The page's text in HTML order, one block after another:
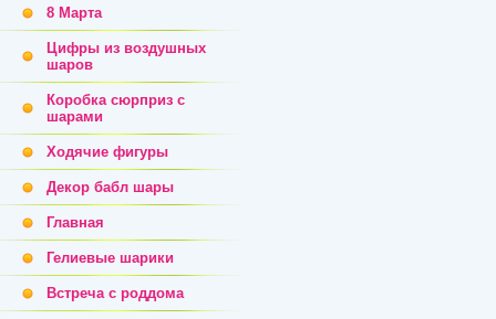
8 Марта
Цифры из воздушных
шаров
Коробка сюрприз с
шарами
Ходячие фигуры
Декор бабл шары
Главная
Гелиевые шарики
Встреча с роддома